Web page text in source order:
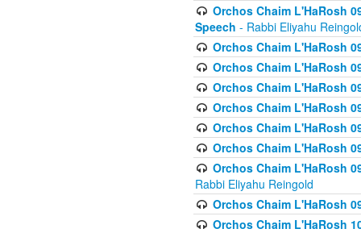
Orchos Chaim L'HaRosh
Speech - Rabbi Eliyahu
Orchos Chaim L'HaRosh
Orchos Chaim L'HaRosh
Orchos Chaim L'HaRosh
Orchos Chaim L'HaRosh
Orchos Chaim L'HaRosh
Orchos Chaim L'HaRosh
Orchos Chaim L'HaRosh
Rabbi Eliyahu Reingold
Orchos Chaim L'HaRosh
Orchos Chaim L'HaRosh